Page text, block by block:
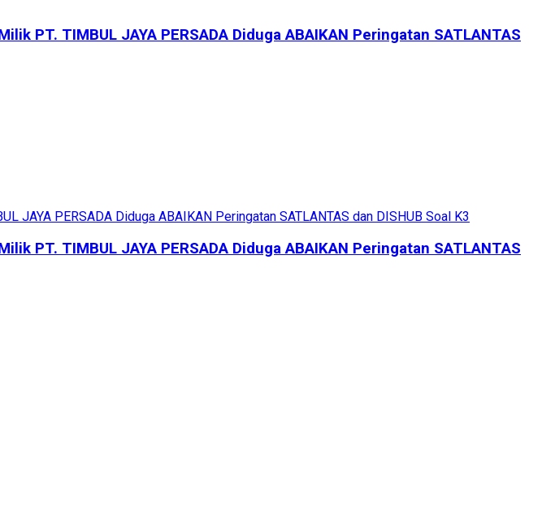
PT. TIMBUL JAYA PERSADA Diduga ABAIKAN Peringatan SATLANTAS
PT. TIMBUL JAYA PERSADA Diduga ABAIKAN Peringatan SATLANTAS